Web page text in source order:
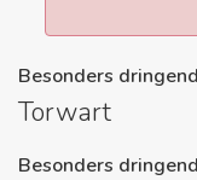
Besonders
Torwart
Besonders